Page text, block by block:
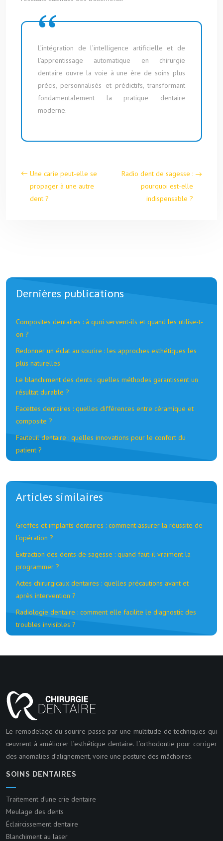
L’intégration de l’intelligence artificielle et de
l’apprentissage automatique en chirurgie
dentaire ouvre la voie à une ère de soins plus
précis, personnalisés et prédictifs, transformant
fondamentalement la pratique dentaire
moderne.
Une carie peut-elle se
propager à une autre
dent ?
Radio dent de sagesse :
pourquoi est-elle
indispensable ?
Dernières publications
Composites dentaires : à quoi servent-ils et quand les utilise-t-
on ?
Redonner un éclat au sourire : les approches esthétiques les
plus naturelles
Le blanchiment des dents : quelles méthodes garantissent un
résultat durable ?
Facettes dentaires : quelles différences entre céramique et
composite ?
Fauteuil dentaire : quelles innovations pour le confort du
patient ?
Articles similaires
Greffes et implants dentaires : comment assurer la réussite de
l’opération ?
Extraction des dents de sagesse : quand faut-il vraiment la
programmer ?
Actes chirurgicaux dentaires : quelles précautions avant et
après intervention ?
Radiologie dentaire : comment elle facilite le diagnostic des
troubles invisibles ?
Le remodelage du sourire passe par une multitude de techniques qui
œuvrent à améliorer l’esthétique dentaire. L’orthodontie pour corriger
des anomalies d’alignement, voire une posture des mâchoires.
SOINS DENTAIRES
Traitement d’une crie dentaire
Meulage des dents
Éclaircissement dentaire
Blanchiment au laser